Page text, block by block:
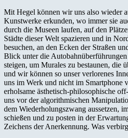
Mit Hegel können wir uns also wieder
Kunstwerke erkunden, wo immer sie
durch die Museen laufen, auf den
Städte dieser Welt spazieren und in
besuchen, an den Ecken der Straßen
Blick unter die
steigen, um Murales zu bestaunen, die
und wir können so unser verlorenes
uns im Werk und nicht im Smartphone
erholsame ästhetisch-philosophische
uns vor der algorithmischen
dem Wiederholungszwang aussetzen,
schießen und zu posten in der
Zeichens der Anerkennung. Was